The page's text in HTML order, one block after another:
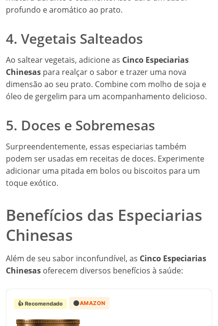
dimensão ao seu prato. Combine com molho de soja e
5. Doces e Sobremesas
Surpreendentemente, essas especiarias também
podem ser usadas em receitas de doces. Experimente
adicionar uma pitada em bolos ou biscoitos para um
Benefícios das Especiarias
Chinesas
Além de seu sabor inconfundível, as
Heinz Tempero Para Batata Frita
Vidro 70G
praticidade.
R$ 18,79